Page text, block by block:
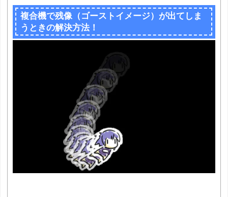
複合機で残像（ゴーストイメージ）が出てしま
うときの解決方法！